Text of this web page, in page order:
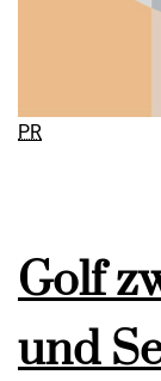
PR
Golf
und